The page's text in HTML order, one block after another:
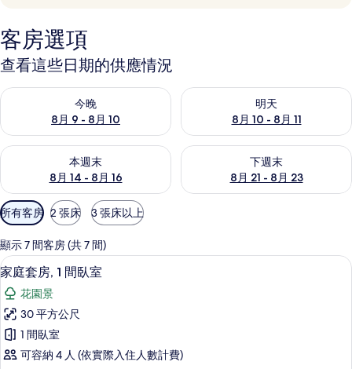
客房選項
查看這些日期的供應情況
今晚
8月 9 - 8月 10
查看今晚 (8月 9 - 8月 10) 的供應情況
明天
8月 10 - 8月 11
查看明天 (8月 10 - 8月 11) 的
本週末
8月 14 - 8月 16
查看本週末 (8月 14 - 8月 16) 的供應情況
下週末
8月 21 - 8月 23
查看下週末 (8月 21 - 8月 23)
可
用
的
客
房
篩
選
條
件
所有客房 2 張床 3 張床以上
顯示 7 間客房 (共 7 間)
顯
示
家
庭
套
家庭套房, 1 間臥室 | 客房內保險箱、
6
家庭套房, 1 間臥室
花園景
30 平方公尺
1 間臥室
可容納 4 人 (依實際入住人數計費)